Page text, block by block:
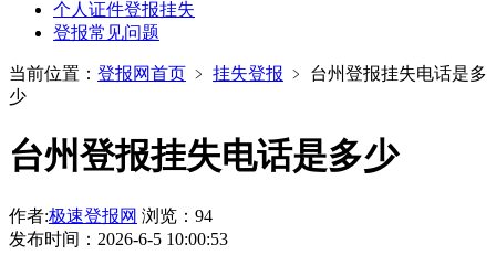
个人证件登报挂失
登报常见问题
当前位置： 登报网首页 ﹥ 挂失登报 ﹥ 台州登报挂失电话是多
少
台州登报挂失电话是多少
作者:极速登报网 浏览：94
发布时间：2026-6-5 10:00:53